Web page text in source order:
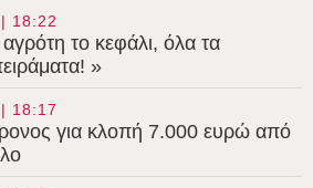
18:22
το κεφάλι, όλα τα
»
18:17
για κλοπή 7.000 ευρώ από